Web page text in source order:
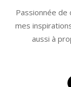
Passionnée
mes
aussi à